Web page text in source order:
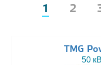
1 2
TMG
50